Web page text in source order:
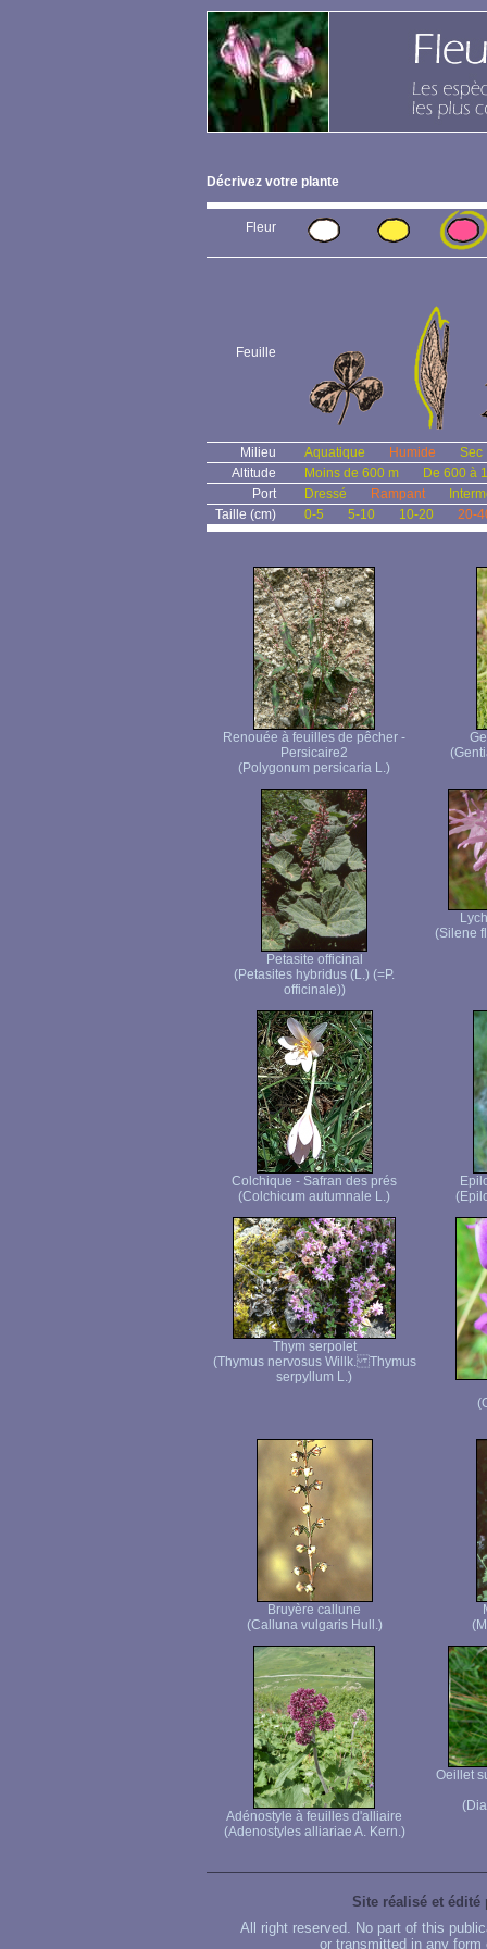
Décrivez votre plante
Fleur
Feuille
Milieu Aquatique Humide
Sec
Altitude
Moins de 600 m
De 600 à
Port
Dressé Rampant
Taille (cm)
0-5 5-10 10-20 20-
Renouée à feuilles de pêcher -
Persicaire2
(Polygonum persicaria L.)
Petasite officinal
(Petasites hybridus (L.) (=P.
officinale))
(Silene
Colchique - Safran des prés
(Colchicum autumnale L.)
Thym serpolet
(Thymus nervosus Willk. Thymus
serpyllum L.)
Bruyère callune
(Calluna vulgaris Hull.)
Adénostyle à feuilles d'alliaire
(Adenostyles alliariae A. Kern.)
Oeillet
Site réalisé et édité
All right reserved. No part of this
or transmitted in any